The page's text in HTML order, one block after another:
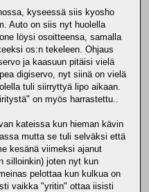
kyseessä siis kyosho
Auto on siis nyt huolella
löysi osoitteensa, samalla
os:n tekeleen. Ohjaus
ja kaasuun pitäisi vielä
digiservo, nyt siinä on vielä
tuli siirryttyä lipo aikaan.
on myös harrastettu..
kateissa kun hieman kävin
mutta se tuli selväksi että
kesänä viimeksi ajanut
silloinkin) joten nyt kun
pelottaa kun kulkua on
vaikka "yritin" ottaa iisisti